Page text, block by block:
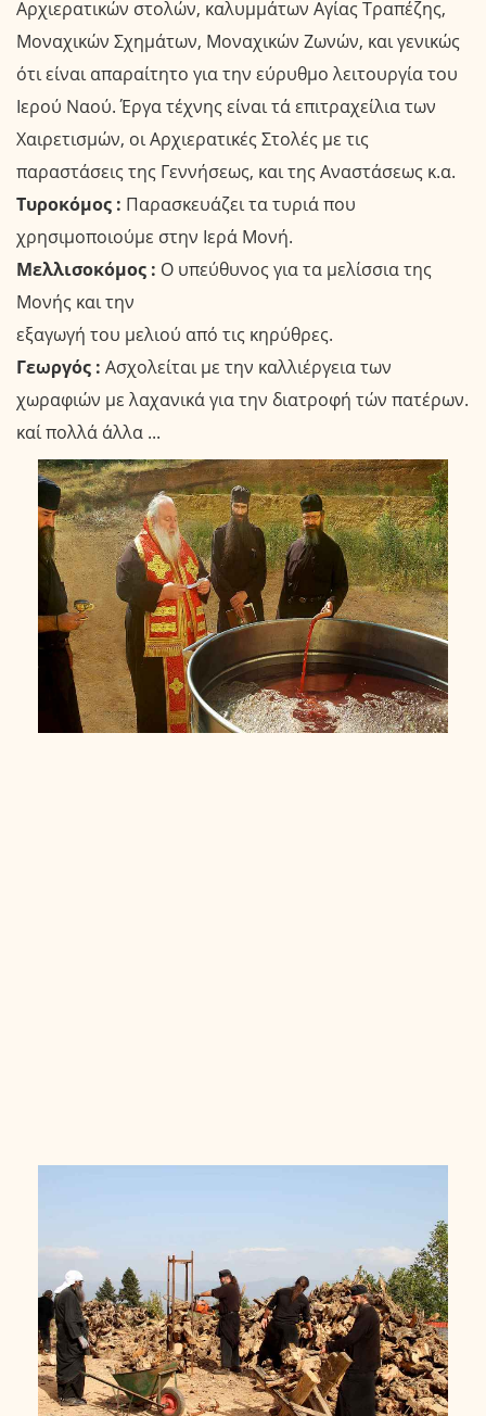
Αρχιερατικών στολών, καλυμμάτων Αγίας Τραπέζης,
Μοναχικών Σχημάτων, Μοναχικών Ζωνών, και γενικώς
ότι είναι απαραίτητο για την εύρυθμο λειτουργία του
Ιερού Ναού. Έργα τέχνης είναι τά επιτραχείλια των
Χαιρετισμών, οι Αρχιερατικές Στολές με τις
παραστάσεις της Γεννήσεως, και της Αναστάσεως κ.α.
Τυροκόμος : Παρασκευάζει τα τυριά που
χρησιμοποιούμε στην Ιερά Μονή.
Μελλισοκόμος : Ο υπεύθυνος για τα μελίσσια της
Μονής και την
εξαγωγή του μελιού από τις κηρύθρες.
Γεωργός : Ασχολείται με την καλλιέργεια των
χωραφιών με λαχανικά για την διατροφή τών πατέρων.
καί πολλά άλλα ...